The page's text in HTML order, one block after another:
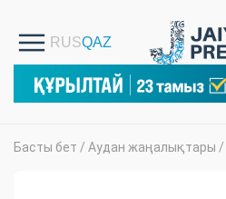
Басты бет / Аудан жаңалықтары /